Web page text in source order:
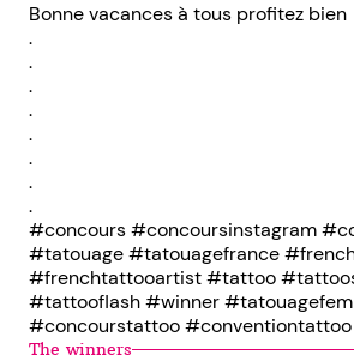
Bonne vacances à tous profitez bien
.
.
.
.
.
.
.
.
#concours #concoursinstagram
#tatouage #tatouagefrance
#frenchtattooartist #tattoo
#tattooflash #winner
#concourstattoo #conventiontattoo
The winners